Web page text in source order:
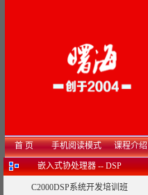
首 页 手机阅读模式 课程介绍
嵌入式协处理器 -- DSP
C2000DSP系统开发培训班